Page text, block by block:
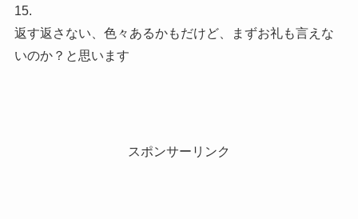
15.
返す返さない、色々あるかもだけど、まずお礼も言えな
いのか？と思います
スポンサーリンク